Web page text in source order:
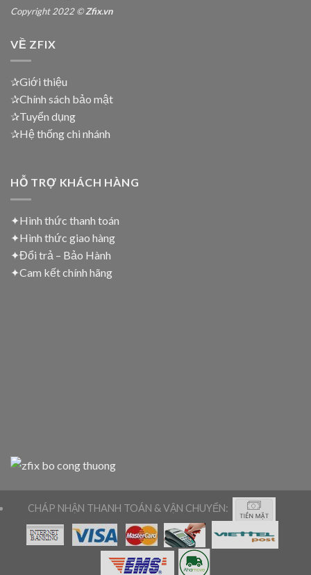
Copyright 2022 ©Zfix.vn
VỀ ZFIX
✰Giới thiệu
✰Chính sách bảo mật
✰Tuyển dụng
✰Hệ thống chi nhánh
HỖ TRỢ KHÁCH HÀNG
✦Hình thức thanh toán
✦Hình thức giao hàng
✦Đổi trả – Bảo Hành
✦Cam kết chính hãng
CHÁP NHẬN THANH TOÁN & VẬN CHUYỂN: